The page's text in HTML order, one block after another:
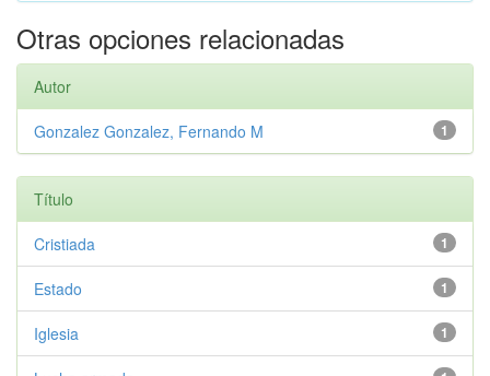
Otras opciones relacionadas
Autor
1
Gonzalez Gonzalez, Fernando M
Título
1
Cristiada
1
Estado
1
Iglesia